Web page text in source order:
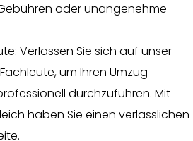
oder unangenehme
Verlassen Sie sich auf unser
um Ihren Umzug
durchzuführen. Mit
haben Sie einen verlässlichen